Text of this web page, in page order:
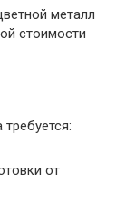
металл
стоимости
от